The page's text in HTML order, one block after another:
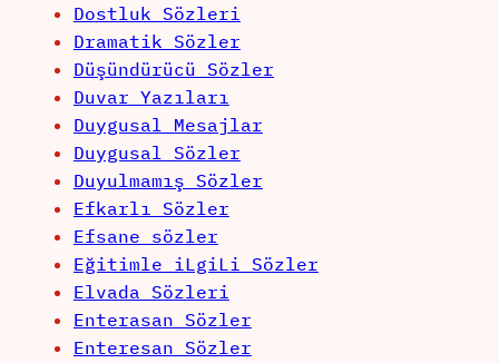
Dostluk Sözleri
Dramatik Sözler
Düşündürücü Sözler
Duvar Yazıları
Duygusal Mesajlar
Duygusal Sözler
Duyulmamış Sözler
Efkarlı Sözler
Efsane sözler
Eğitimle iLgiLi Sözler
Elvada Sözleri
Enterasan Sözler
Enteresan Sözler